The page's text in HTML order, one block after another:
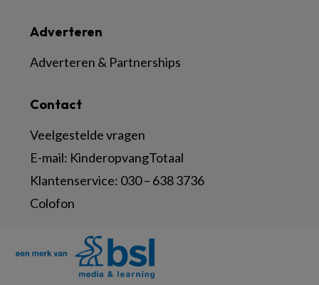
Contact
Veelgestelde vragen
E-mail: KinderopvangTotaal
Klantenservice: 030 – 638 3736
Colofon
Adverteren
Adverteren & Partnerships